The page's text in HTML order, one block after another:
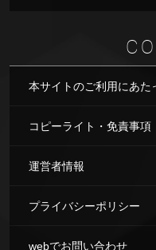
本サイトのご利用にあた
コピーライト・免責事項
運営者情報
プライバシーポリシー
webでお問い合わせ